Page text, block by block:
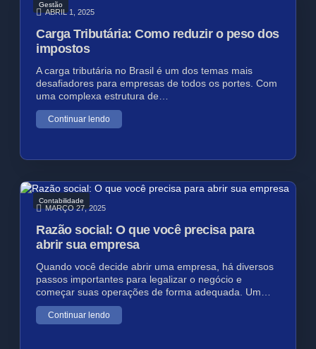
Gestão
ABRIL 1, 2025
Carga Tributária: Como reduzir o peso dos
impostos
A carga tributária no Brasil é um dos temas mais
desafiadores para empresas de todos os portes. Com
uma complexa estrutura de…
Continuar lendo
Contabilidade
MARÇO 27, 2025
Razão social: O que você precisa para
abrir sua empresa
Quando você decide abrir uma empresa, há diversos
passos importantes para legalizar o negócio e
começar suas operações de forma adequada. Um…
Continuar lendo